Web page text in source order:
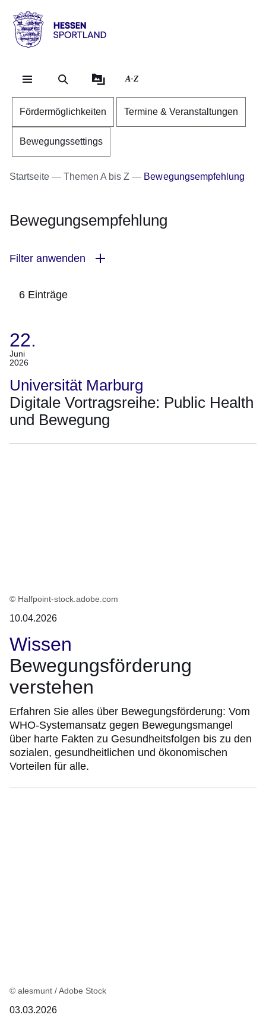
Hessen
Sportland
A-Z
Fördermöglichkeiten Termine & Veranstaltungen
Bewegungssettings
Startseite Themen A bis Z Bewegungsempfehlung
Bewegungsempfehlung
Filter anwenden
6 Einträge
:6
Ergebnisse:
22.
Juni
2026
(Termin:
22.
Juni
2026)
Universität Marburg
Digitale Vortragsreihe: Public Health
und Bewegung
© Halfpoint-stock.adobe.com
10.04.2026
Wissen
Bewegungsförderung
verstehen
Erfahren Sie alles über Bewegungsförderung: Vom
WHO-Systemansatz gegen Bewegungsmangel
über harte Fakten zu Gesundheitsfolgen bis zu den
sozialen, gesundheitlichen und ökonomischen
Vorteilen für alle.
© alesmunt / Adobe Stock
03.03.2026